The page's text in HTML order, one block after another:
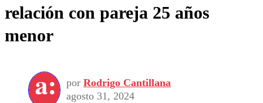
relación con pareja 25 años
menor
por Rodrigo Cantillana
agosto 31, 2024